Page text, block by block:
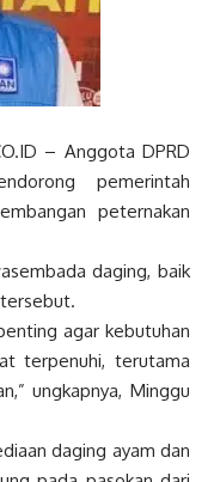
– Anggota DPRD
pemerintah
peternakan
daging, baik
agar kebutuhan
terpenuhi, terutama
ungkapnya, Minggu
daging ayam dan